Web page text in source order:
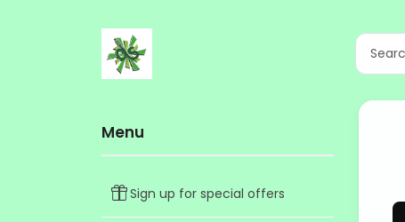
Menu
Sign up for special offers